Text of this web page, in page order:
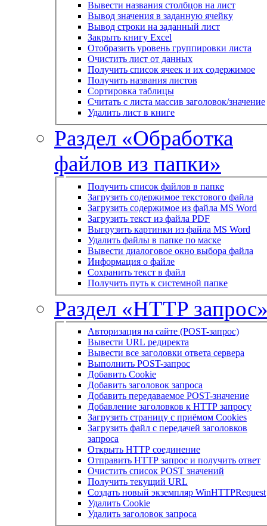
Вывести названия столбцов на лист
Вывод значения в заданную ячейку
Вывод строки на заданный лист
Закрыть книгу Excel
Отобразить уровень группировки листа
Очистить лист от данных
Получить список ячеек и их содержимое
Получить названия листов
Сортировка таблицы
Считать с листа массив заголовок/значение
Удалить лист в книге
Раздел «Обработка
файлов из папки»
Получить список файлов в папке
Загрузить содержимое текстового файла
Загрузить содержимое из файла MS Word
Загрузить текст из файла PDF
Выгрузить картинки из файла MS Word
Удалить файлы в папке по маске
Вывести диалоговое окно выбора файла
Информация о файле
Сохранить текст в файл
Получить путь к системной папке
Раздел «HTTP
Авторизация на сайте (POST-запрос)
Вывести URL редиректа
Вывести все заголовки ответа сервера
Выполнить POST-запрос
Добавить Cookie
Добавить заголовок запроса
Добавить передаваемое POST-значение
Добавление заголовков к HTTP запросу
Загрузить страницу с приёмом Cookies
Загрузить файл с передачей заголовков
запроса
Открыть HTTP соединение
Отправить HTTP запрос и получить ответ
Очистить список POST значений
Получить текущий URL
Создать новый экземпляр WinHTTPRequest
Удалить Cookie
Удалить заголовок запроса